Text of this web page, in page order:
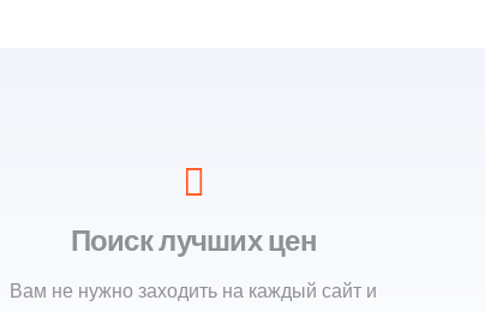
Поиск лучших цен
Вам не нужно заходить на каждый сайт и